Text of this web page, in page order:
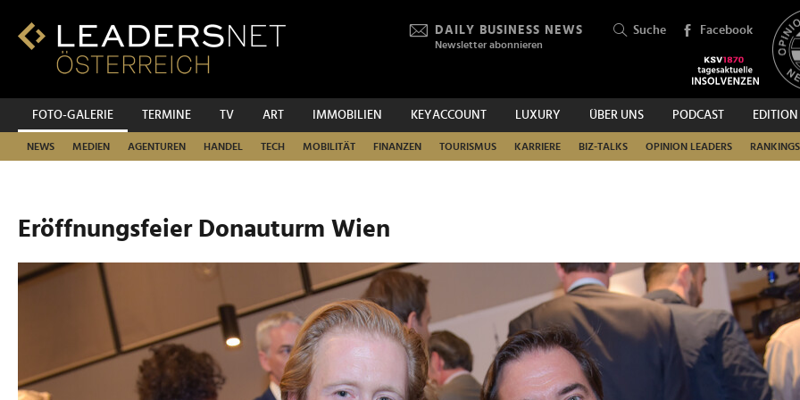
Inhalt
Fußzeilen-
Hauptnavigation
DAILY BUSINESS NEWS
Newsletter abonnieren
Suche Facebook
FOTO-GALERIE TERMINE TV ART IMMOBILIEN KEYACCOUNT LUXURY ÜBER UNS PODCAST EDITION
NEWS MEDIEN AGENTUREN HANDEL TECH MOBILITÄT FINANZEN TOURISMUS KARRIERE BIZ-TALKS OPINION LEADERS RANKINGS
SUCHEN
Eröffnungsfeier Donauturm Wien